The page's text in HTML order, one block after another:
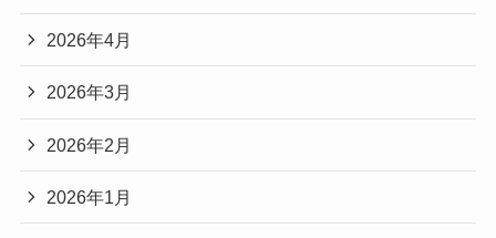
2026年4月
2026年3月
2026年2月
2026年1月